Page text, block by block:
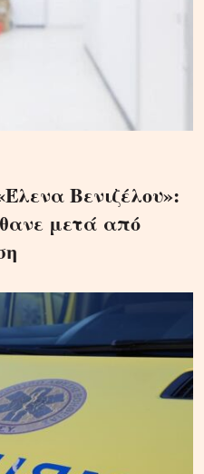
Βενιζέλου»:
μετά από